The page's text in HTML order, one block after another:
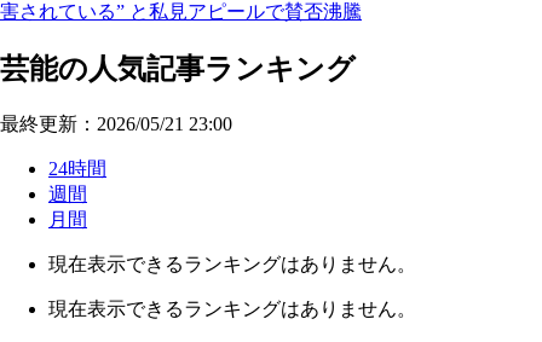
害されている” と私見アピールで賛否沸騰
芸能の人気記事ランキング
最終更新：2026/05/21 23:00
24時間
週間
月間
現在表示できるランキングはありません。
現在表示できるランキングはありません。